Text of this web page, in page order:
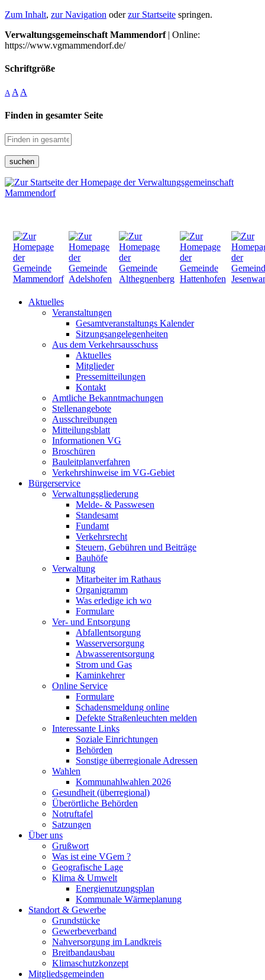
Zum Inhalt, zur Navigation oderzur Startseite springen.
Verwaltungsgemeinschaft Mammendorf| Online:
https://www.vgmammendorf.de/
Schriftgröße
A A A
Finden in gesamter Seite
suchen
Aktuelles
Veranstaltungen
Gesamtveranstaltungs Kalender
Sitzungsangelegenheiten
Aus dem Verkehrsausschuss
Aktuelles
Mitglieder
Pressemitteilungen
Kontakt
Amtliche Bekanntmachungen
Stellenangebote
Ausschreibungen
Mitteilungsblatt
Informationen VG
Broschüren
Bauleitplanverfahren
Verkehrshinweise im VG-Gebiet
Bürgerservice
Verwaltungsgliederung
Melde- & Passwesen
Standesamt
Fundamt
Verkehrsrecht
Steuern, Gebühren und Beiträge
Bauhöfe
Verwaltung
Mitarbeiter im Rathaus
Organigramm
Was erledige ich wo
Formulare
Ver- und Entsorgung
Abfallentsorgung
Wasserversorgung
Abwasserentsorgung
Strom und Gas
Kaminkehrer
Online Service
Formulare
Schadensmeldung online
Defekte Straßenleuchten melden
Interessante Links
Soziale Einrichtungen
Behörden
Sonstige überregionale Adressen
Wahlen
Kommunahlwahlen 2026
Gesundheit (überregional)
Überörtliche Behörden
Notruftafel
Satzungen
Über uns
Grußwort
Was ist eine VGem ?
Geografische Lage
Klima & Umwelt
Energienutzungsplan
Kommunale Wärmeplanung
Standort & Gewerbe
Grundstücke
Gewerbeverband
Nahversorgung im Landkreis
Breitbandausbau
Klimaschutzkonzept
Mitgliedsgemeinden